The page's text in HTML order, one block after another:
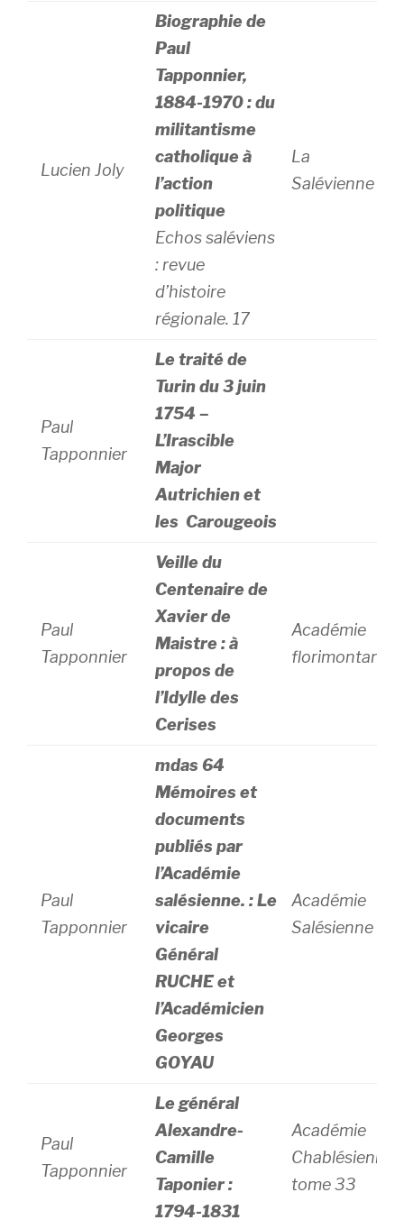
Lucien Joly
Biographie de
Paul
Tapponnier,
1884-1970 : du
militantisme
catholique à
l’action
politique
Echos saléviens
: revue
d’histoire
régionale. 17
La
Salévienne
Paul
Tapponnier
Le traité de
Turin du 3 juin
1754 –
L’Irascible
Major
Autrichien et
les Carougeois
Paul
Tapponnier
Veille du
Centenaire de
Xavier de
Maistre : à
propos de
l’Idylle des
Cerises
Académie
florimontane
Paul
Tapponnier
mdas 64
Mémoires et
documents
publiés par
l’Académie
salésienne. : Le
vicaire
Général
RUCHE et
l’Académicien
Georges
GOYAU
Académie
Salésienne
Paul
Tapponnier
Le général
Alexandre-
Camille
Taponier :
1794-1831
Académie
Chablésienne
tome 33